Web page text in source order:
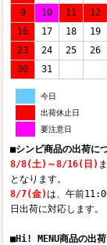
9
10 11 12
16
17 18 19
23
24 25 26
30
31
今日
出荷休止日
要注意日
■シンビ商品の出荷に
8/8(土)～8/16(日)
となります。
8/7(金)は、午前
日出荷に対応します。
■Hi! MENU商品の出